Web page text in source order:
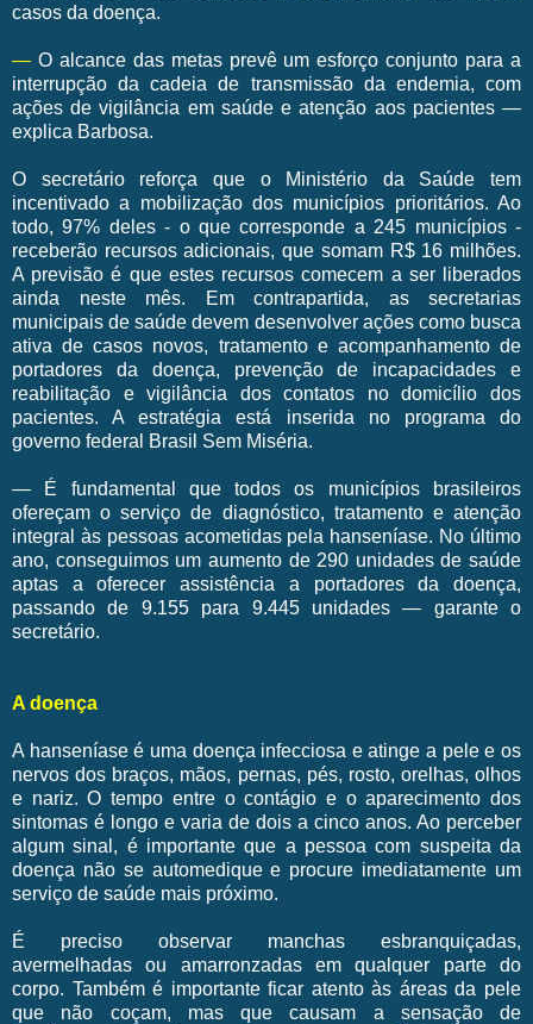
casos da doença.
— O alcance das metas prevê um esforço conjunto para a
interrupção da cadeia de transmissão da endemia, com
ações de vigilância em saúde e atenção aos pacientes —
explica Barbosa.
O secretário reforça que o Ministério da Saúde tem
incentivado a mobilização dos municípios prioritários. Ao
todo, 97% deles - o que corresponde a 245 municípios -
receberão recursos adicionais, que somam R$ 16 milhões.
A previsão é que estes recursos comecem a ser liberados
ainda neste mês. Em contrapartida, as secretarias
municipais de saúde devem desenvolver ações como busca
ativa de casos novos, tratamento e acompanhamento de
portadores da doença, prevenção de incapacidades e
reabilitação e vigilância dos contatos no domicílio dos
pacientes. A estratégia está inserida no programa do
governo federal Brasil Sem Miséria.
— É fundamental que todos os municípios brasileiros
ofereçam o serviço de diagnóstico, tratamento e atenção
integral às pessoas acometidas pela hanseníase. No último
ano, conseguimos um aumento de 290 unidades de saúde
aptas a oferecer assistência a portadores da doença,
passando de 9.155 para 9.445 unidades — garante o
secretário.
A doença
A hanseníase é uma doença infecciosa e atinge a pele e os
nervos dos braços, mãos, pernas, pés, rosto, orelhas, olhos
e nariz. O tempo entre o contágio e o aparecimento dos
sintomas é longo e varia de dois a cinco anos. Ao perceber
algum sinal, é importante que a pessoa com suspeita da
doença não se automedique e procure imediatamente um
serviço de saúde mais próximo.
É preciso observar manchas esbranquiçadas,
avermelhadas ou amarronzadas em qualquer parte do
corpo. Também é importante ficar atento às áreas da pele
que não coçam, mas que causam a sensação de